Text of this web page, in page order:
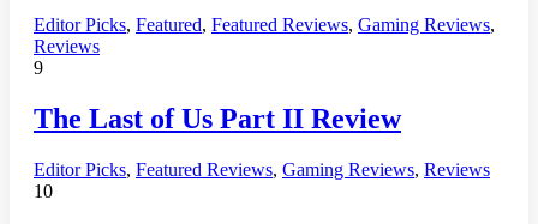
Editor Picks, Featured, Featured Reviews, Gaming Reviews,
Reviews
9
The Last of Us Part II Review
Editor Picks, Featured Reviews, Gaming Reviews, Reviews
10